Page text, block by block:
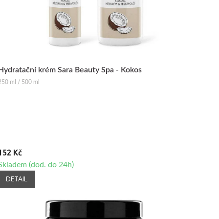
krém Sara Beauty Spa - Kokos
ml / 500 ml
Kč
(dod. do 24h)
DETAIL